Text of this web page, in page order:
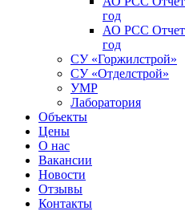
год
АО РСС Отчет
год
СУ «Горжилстрой»
СУ «Отделстрой»
УМР
Лаборатория
Объекты
Цены
О нас
Вакансии
Новости
Отзывы
Контакты